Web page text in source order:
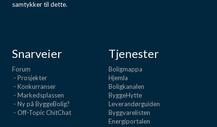
samtykker til dette.
Snarveier
Forum
- Prosjekter
- Konkurranser
- Markedsplassen
- Ny på ByggeBolig?
- Off-Topic ChitChat
Tjenester
Boligmappa
Hjemla
Boligkanalen
ByggeHytte
Leverandørguiden
Byggvarelisten
Energiportalen